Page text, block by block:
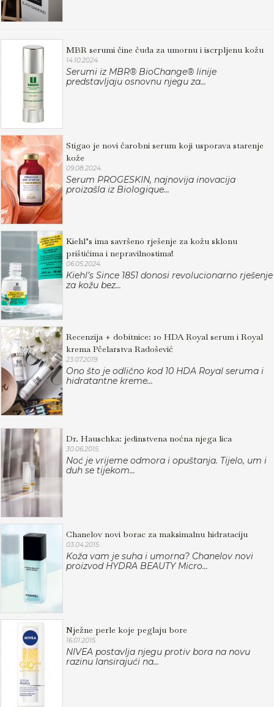
MBR serumi čine čuda za umornu i iscrpljenu kožu
14.10.2024.
Serumi iz MBR® BioChange® linije
predstavljaju osnovnu njegu za...
Stigao je novi čarobni serum koji usporava starenje
kože
09.08.2024.
Serum PROGESKIN, najnovija inovacija
proizašla iz Biologique...
Kiehl’s ima savršeno rješenje za kožu sklonu
prištićima i nepravilnostima!
06.05.2024.
Kiehl’s Since 1851 donosi revolucionarno rješenje
za kožu bez...
Recenzija + dobitnice: 10 HDA Royal serum i Royal
krema Pčelarstva Radošević
23.07.2019.
Ono što je odlično kod 10 HDA Royal seruma i
hidratantne kreme...
Dr. Hauschka: jedinstvena noćna njega lica
30.06.2015.
Noć je vrijeme odmora i opuštanja. Tijelo, um i
duh se tijekom...
Chanelov novi borac za maksimalnu hidrataciju
03.04.2015.
Koža vam je suha i umorna? Chanelov novi
proizvod HYDRA BEAUTY Micro...
Nježne perle koje peglaju bore
16.01.2015.
NIVEA postavlja njegu protiv bora na novu
razinu lansirajući na...